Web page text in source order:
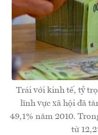
Trái với kinh tế, tỷ
lĩnh vực xã hội đã
49,1% năm 2010.
từ